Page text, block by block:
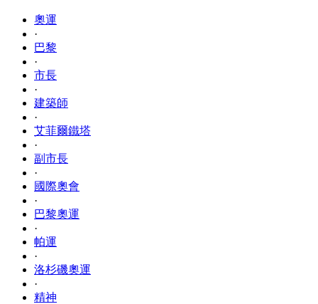
奧運
·
巴黎
·
市長
·
建築師
·
艾菲爾鐵塔
·
副市長
·
國際奧會
·
巴黎奧運
·
帕運
·
洛杉磯奧運
·
精神